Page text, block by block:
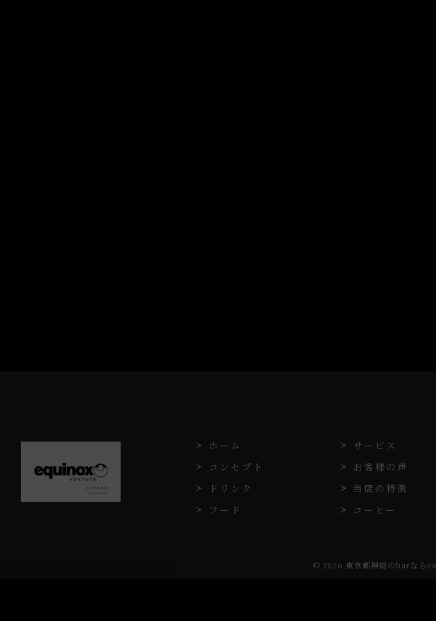
ホーム
コンセプト
ドリンク
フード
サービス
お客様の声
当店の特徴
コーヒー
© 2026 東京都神田のbarな